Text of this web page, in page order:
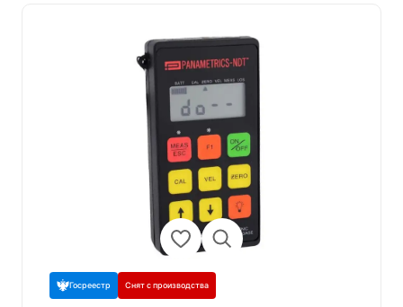
Госреестр Снят с производства